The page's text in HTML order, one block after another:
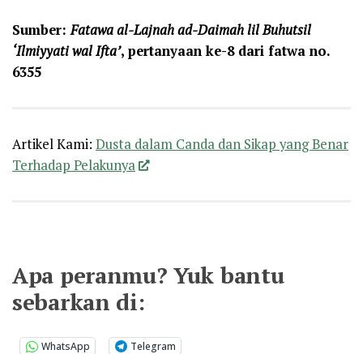
Sumber:Fatawa al-Lajnah ad-Daimah lil Buhutsil
‘Ilmiyyati wal Ifta’, pertanyaan ke-8 dari fatwa no.
6355
Artikel Kami: Dusta dalam Canda dan Sikap yang Benar
Terhadap Pelakunya
Apa peranmu? Yuk bantu
sebarkan di:
WhatsApp Telegram